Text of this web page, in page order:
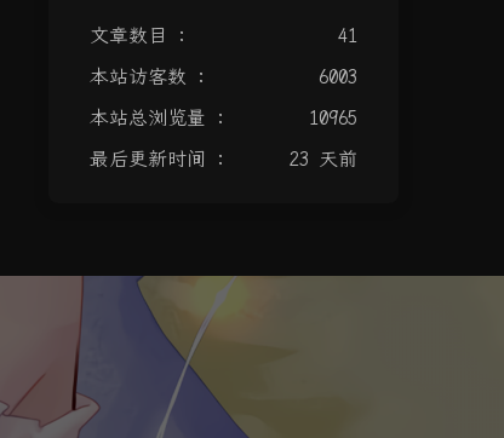
文章数目 :
41
本站访客数 :
6003
本站总浏览量 :
10965
最后更新时间 :
23 天前